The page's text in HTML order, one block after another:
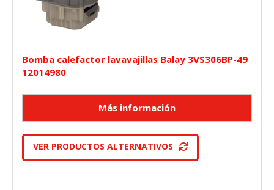
Bomba calefactor lavavajillas Balay 3VS306BP-49
12014980
VER PRODUCTOS ALTERNATIVOS